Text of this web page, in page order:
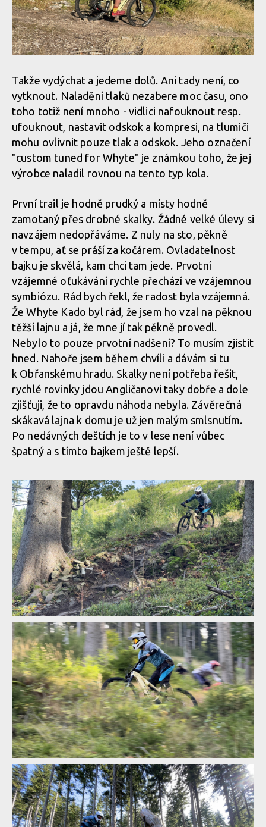
Takže vydýchat a jedeme dolů. Ani tady není, co
vytknout. Naladění tlaků nezabere moc času, ono
toho totiž není mnoho - vidlici nafouknout resp.
ufouknout, nastavit odskok a kompresi, na tlumiči
mohu ovlivnit pouze tlak a odskok. Jeho označení
"custom tuned for Whyte" je známkou toho, že jej
výrobce naladil rovnou na tento typ kola.
První trail je hodně prudký a místy hodně
zamotaný přes drobné skalky. Žádné velké úlevy si
navzájem nedopřáváme. Z nuly na sto, pěkně
v tempu, ať se práší za kočárem. Ovladatelnost
bajku je skvělá, kam chci tam jede. Prvotní
vzájemné oťukávání rychle přechází ve vzájemnou
symbiózu. Rád bych řekl, že radost byla vzájemná.
Že Whyte Kado byl rád, že jsem ho vzal na pěknou
těžší lajnu a já, že mne jí tak pěkně provedl.
Nebylo to pouze prvotní nadšení? To musím zjistit
hned. Nahoře jsem během chvíli a dávám si tu
k Obřanskému hradu. Skalky není potřeba řešit,
rychlé rovinky jdou Angličanovi taky dobře a dole
zjišťuji, že to opravdu náhoda nebyla. Závěrečná
skákavá lajna k domu je už jen malým smlsnutím.
Po nedávných deštích je to v lese není vůbec
špatný a s tímto bajkem ještě lepší.
Whyte Kado v akci
Whyte Kado v akci
Whyte Kado v akci
Whyte Kado v akci
Whyte Kado v akci
Whyte Kado v akci
Whyte Kado v akci